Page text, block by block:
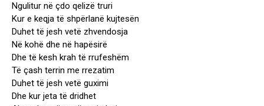
Ngulitur në çdo qelizë truri
Kur e keqja të shpërlanë kujtesën
Duhet të jesh vetë zhvendosja
Në kohë dhe në hapësirë
Dhe të kesh krah të rrufeshëm
Të çash terrin me rrezatim
Duhet të jesh vetë guximi
Dhe kur jeta të dridhet